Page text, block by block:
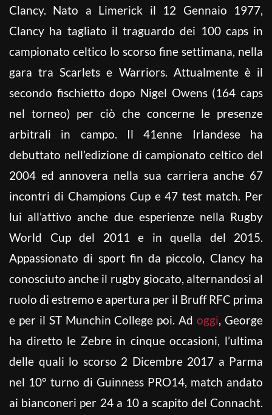
Clancy. Nato a Limerick il 12 Gennaio 1977,
Clancy ha tagliato il traguardo dei 100 caps in
campionato celtico lo scorso fine settimana, nella
gara tra Scarlets e Warriors. Attualmente è il
secondo fischietto dopo Nigel Owens (164 caps
nel torneo) per ciò che concerne le presenze
arbitrali in campo. Il 41enne Irlandese ha
debuttato nell’edizione di campionato celtico del
2004 ed annovera nella sua carriera anche 67
incontri di Champions Cup e 47 test match. Per
lui all’attivo anche due esperienze nella Rugby
World Cup del 2011 e in quella del 2015.
Appassionato di sport fin da piccolo, Clancy ha
conosciuto anche il rugby giocato, alternandosi al
ruolo di estremo e apertura per il Bruff RFC prima
e per il ST Munchin College poi. Adoggi, George
ha diretto le Zebre in cinque occasioni, l’ultima
delle quali lo scorso 2 Dicembre 2017 a Parma
nel 10° turno di Guinness PRO14, match andato
ai bianconeri per 24 a 10 a scapito del Connacht.